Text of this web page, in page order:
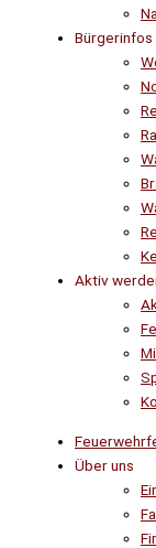
Bürgerinfos
Aktiv
Über uns